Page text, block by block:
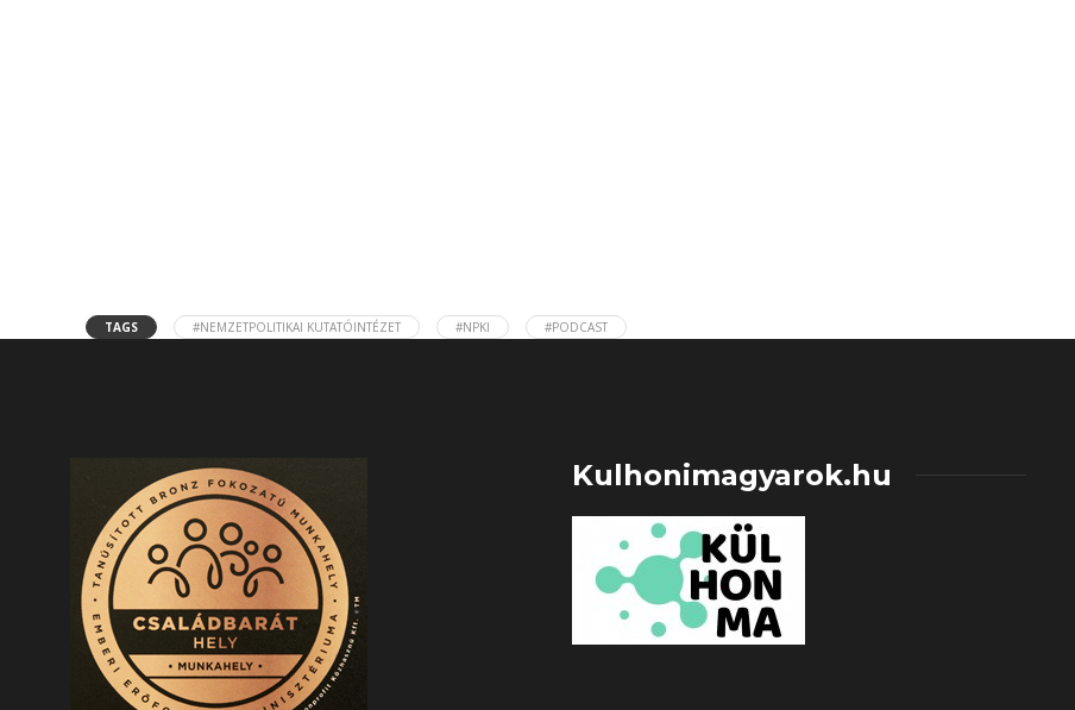
TAGS #NEMZETPOLITIKAI KUTATÓINTÉZET #NPKI #PODCAST
Kulhonimagyarok.hu